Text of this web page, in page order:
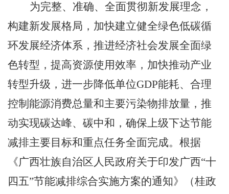
为完整、准确、全面贯彻新发展理念，
构建新发展格局，加快建立健全绿色低碳循
环发展经济体系，推进经济社会发展全面绿
色转型，提高资源使用效率，加快推动产业
转型升级，进一步降低单位GDP能耗、合理
控制能源消费总量和主要污染物排放量，推
动实现碳达峰、碳中和，确保上级下达节能
减排主要目标和重点任务全面完成。根据
《广西壮族自治区人民政府关于印发广西“十
四五”节能减排综合实施方案的通知》（桂政